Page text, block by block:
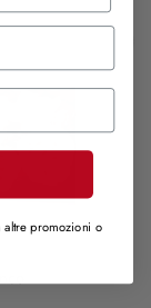
›
altre promozioni o